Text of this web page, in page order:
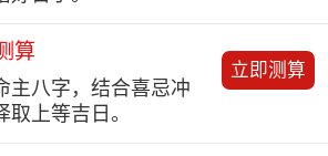
算
主八字，结合喜忌冲
取上等吉日。
立即测算